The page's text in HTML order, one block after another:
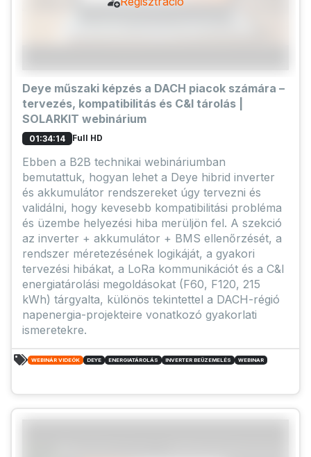
Deye műszaki képzés a DACH piacok számára –
tervezés, kompatibilitás és C&I tárolás |
SOLARKIT webinárium
01:34:14 Full HD
Ebben a B2B technikai webináriumban
bemutattuk, hogyan lehet a Deye hibrid inverter
és akkumulátor rendszereket úgy tervezni és
validálni, hogy kevesebb kompatibilitási probléma
és üzembe helyezési hiba merüljön fel. A szekció
az inverter + akkumulátor + BMS ellenőrzését, a
rendszer méretezésének logikáját, a gyakori
tervezési hibákat, a LoRa kommunikációt és a C&I
energiatárolási megoldásokat (F60, F120, 215
kWh) tárgyalta, különös tekintettel a DACH-régió
napenergia-projekteire vonatkozó gyakorlati
ismeretekre.
WEBINÁR VIDEÓK DEYE ENERGIATÁROLÁS INVERTER BEÜZEMELÉS WEBINAR